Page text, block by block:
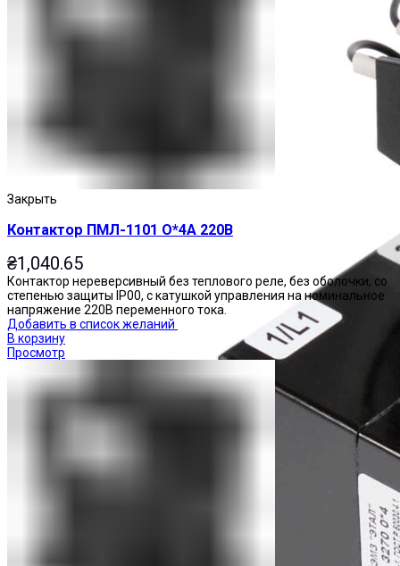
Закрыть
Контактор ПМЛ-1101 О*4А 220В
₴1,040.65
Контактор нереверсивный без теплового реле, без оболочки, со
степенью защиты IP00, с катушкой управления на номинальное
напряжение 220В переменного тока.
Добавить в список желаний
В корзину
Просмотр